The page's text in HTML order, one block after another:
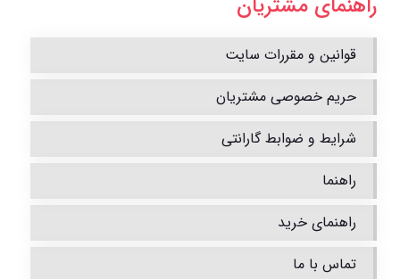
قوانین و مقررات سایت
حریم خصوصی مشتریان
شرایط و ضوابط گارانتی
راهنما
راهنمای خرید
تماس با ما